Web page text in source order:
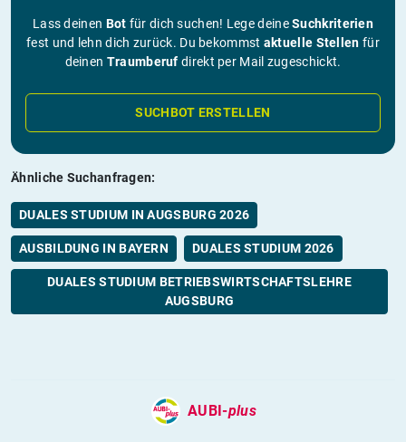
Lass deinen Bot für dich suchen! Lege deineSuchkriterien
fest und lehn dich zurück. Du bekommst aktuelle Stellen für
deinen Traumberuf direkt per Mail zugeschickt.
SUCHBOT ERSTELLEN
Ähnliche Suchanfragen:
DUALES STUDIUM IN AUGSBURG 2026
AUSBILDUNG IN BAYERN DUALES STUDIUM 2026
DUALES STUDIUM BETRIEBSWIRTSCHAFTSLEHRE
AUGSBURG
AUBI-plus